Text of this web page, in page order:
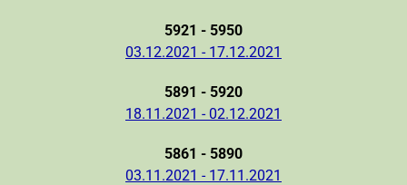
5921 - 5950
03.12.2021 - 17.12.2021
5891 - 5920
18.11.2021 - 02.12.2021
5861 - 5890
03.11.2021 - 17.11.2021